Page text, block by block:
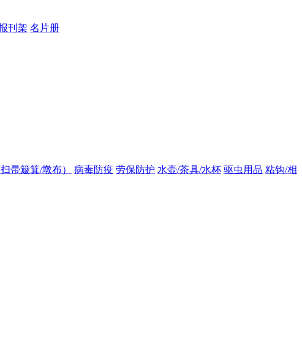
刊架 名片册
帚簸箕/墩布） 病毒防疫 劳保防护 水壶/茶具/水杯 驱虫用品 粘钩/相